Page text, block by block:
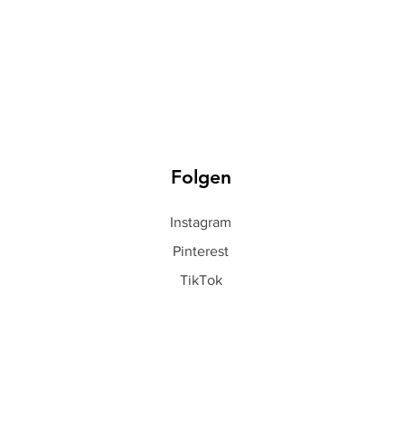
Folgen
Instagram
Pinterest
TikTok